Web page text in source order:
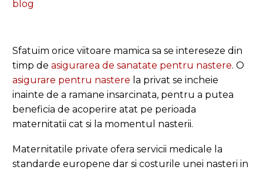
blog
Sfatuim orice viitoare mamica sa se intereseze din
timp de asigurarea de sanatate pentru nastere. O
asigurare pentru nastere la privat se incheie
inainte de a ramane insarcinata, pentru a putea
beneficia de acoperire atat pe perioada
maternitatii cat si la momentul nasterii.
Maternitatile private ofera servicii medicale la
standarde europene dar si costurile unei nasteri in